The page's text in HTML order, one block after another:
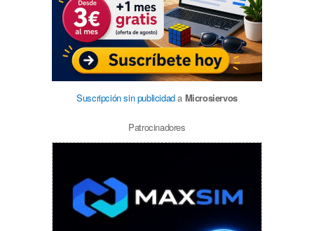
Suscripción sin publicidada Microsiervos
Patrocinadores